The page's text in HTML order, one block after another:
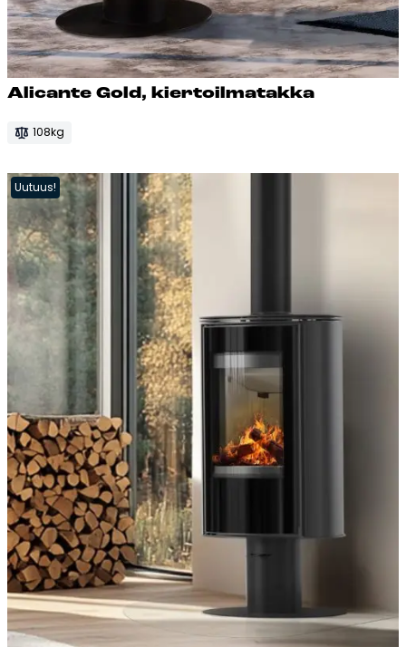
Ali­can­te Gold, kier­toil­ma­tak­ka
108kg
Uutuus!